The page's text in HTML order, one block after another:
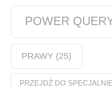
POWER
PRAWY (25)
PRZEJDŹ DO